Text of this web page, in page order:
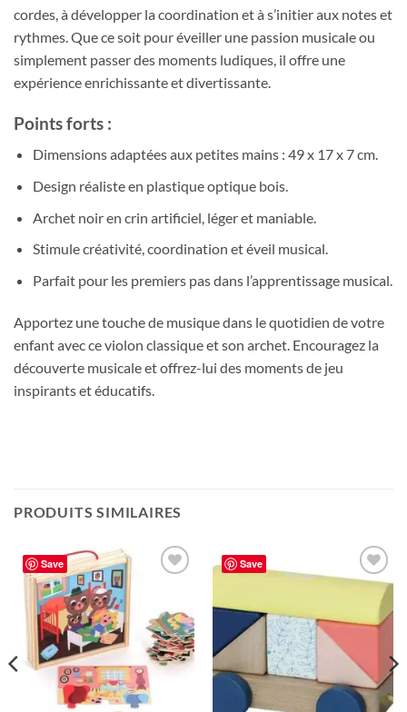
cordes, à développer la coordination et à s’initier aux notes et
rythmes. Que ce soit pour éveiller une passion musicale ou
simplement passer des moments ludiques, il offre une
expérience enrichissante et divertissante.
Points forts :
Dimensions adaptées aux petites mains : 49 x 17 x 7 cm.
Design réaliste en plastique optique bois.
Archet noir en crin artificiel, léger et maniable.
Stimule créativité, coordination et éveil musical.
Parfait pour les premiers pas dans l’apprentissage musical.
Apportez une touche de musique dans le quotidien de votre
enfant avec ce violon classique et son archet. Encouragez la
découverte musicale et offrez-lui des moments de jeu
inspirants et éducatifs.
PRODUITS SIMILAIRES
Save
de
souhaits
Save
Ajouter
à la liste
souhaits